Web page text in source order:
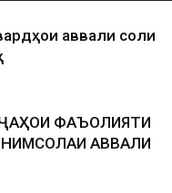
аввали соли
ФАЪОЛИЯТИ
АВВАЛИ